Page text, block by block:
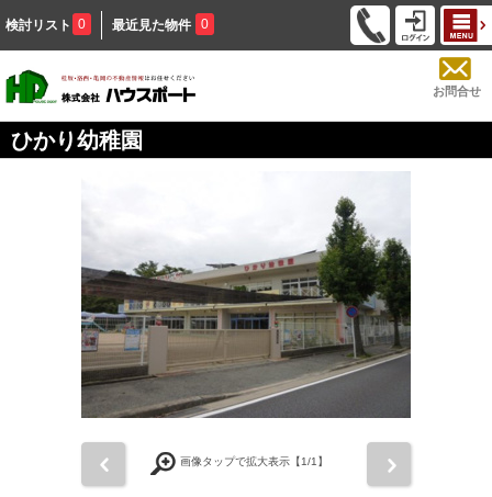
検討リスト 0 最近見た物件 0
お問合せ
ひかり幼稚園
画像タップで拡大表示【1/1】